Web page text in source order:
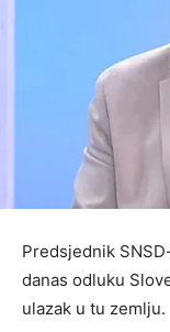
Predsjednik
danas odluku
ulazak u tu zemlju.